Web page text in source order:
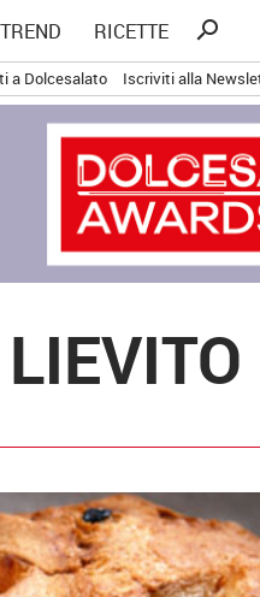
TREND RICETTE
Ricerca
search
a Dolcesalato Iscriviti alla